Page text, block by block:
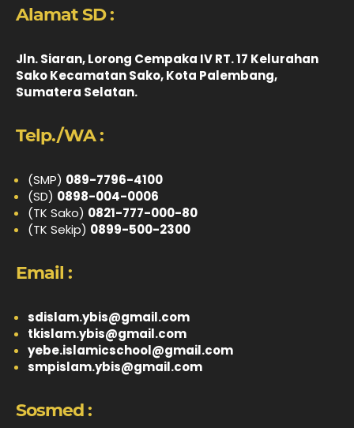
Alamat SD :
Jln. Siaran, Lorong Cempaka IV RT. 17 Kelurahan
Sako Kecamatan Sako, Kota Palembang,
Sumatera Selatan.
Telp./WA :
(SMP) 089-7796-4100
(SD) 0898-004-0006
(TK Sako) 0821-777-000-80
(TK Sekip) 0899-500-2300
Email :
sdislam.ybis@gmail.com
tkislam.ybis@gmail.com
yebe.islamicschool@gmail.com
smpislam.ybis@gmail.com
Sosmed :